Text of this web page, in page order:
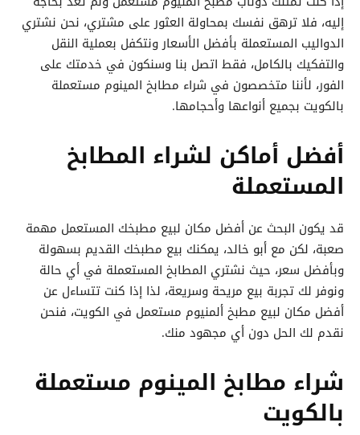
إليه، فلا ترهق نفسك بمحاولة العثور على مشتري، نحن نشتري
الدواليب المستعملة بأفضل الأسعار ونتكفل بعملية النقل
والتفكيك بالكامل، فقط اتصل بنا وسنكون في خدمتك على
الفور، لأننا متخصصون في شراء مطابخ المينوم مستعملة
بالكويت بجميع أنواعها وأحجامها.
أفضل أماكن لشراء المطابخ
المستعملة
قد يكون البحث عن أفضل مكان لبيع مطبخك المستعمل مهمة
صعبة، لكن مع أبو خالد، يمكنك بيع مطبخك القديم بسهولة
وبأفضل سعر، حيث نشتري المطابخ المستعملة في أي حالة
ونوفر لك تجربة بيع مريحة وسريعة، لذا إذا كنت تتساءل عن
أفضل مكان لبيع مطبخ ألمنيوم مستعمل في الكويت، فنحن
نقدم لك الحل دون أي مجهود منك.
شراء مطابخ المينوم مستعملة
بالكويت